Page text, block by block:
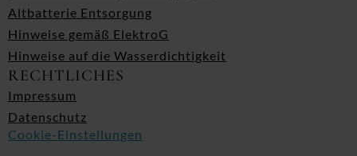
Altbatterie Entsorgung
Hinweise gemäß ElektroG
Hinweise auf die Wasserdichtigkeit
RECHTLICHES
Impressum
Datenschutz
Cookie-Einstellungen